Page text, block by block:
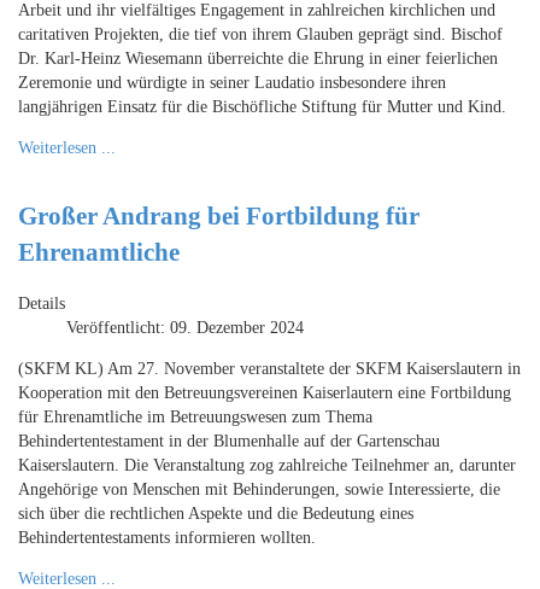
Arbeit und ihr vielfältiges Engagement in zahlreichen kirchlichen und
caritativen Projekten, die tief von ihrem Glauben geprägt sind. Bischof
Dr. Karl-Heinz Wiesemann überreichte die Ehrung in einer feierlichen
Zeremonie und würdigte in seiner Laudatio insbesondere ihren
langjährigen Einsatz für die Bischöfliche Stiftung für Mutter und Kind.
Weiterlesen ...
Großer Andrang bei Fortbildung für
Ehrenamtliche
Details
Veröffentlicht: 09. Dezember 2024
(SKFM KL) Am 27. November veranstaltete der SKFM Kaiserslautern in
Kooperation mit den Betreuungsvereinen Kaiserlautern eine Fortbildung
für Ehrenamtliche im Betreuungswesen zum Thema
Behindertentestament in der Blumenhalle auf der Gartenschau
Kaiserslautern. Die Veranstaltung zog zahlreiche Teilnehmer an, darunter
Angehörige von Menschen mit Behinderungen, sowie Interessierte, die
sich über die rechtlichen Aspekte und die Bedeutung eines
Behindertentestaments informieren wollten.
Weiterlesen ...